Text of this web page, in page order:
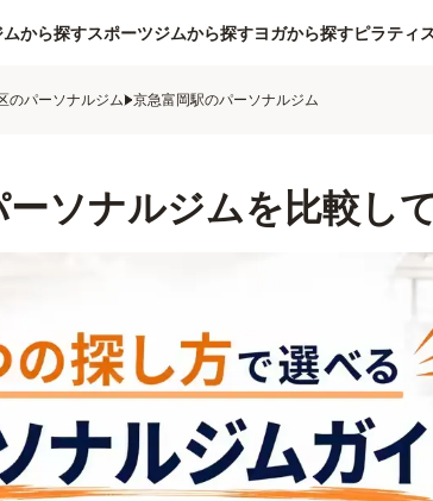
から探すスポーツジムから探すヨガから探すピラティ
のパーソナルジム 京急富岡駅のパーソナルジム
ソナルジムを比較し